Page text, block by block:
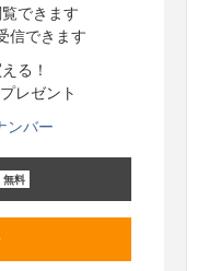
できます
信できます
る！
レゼント
ンバー
無料